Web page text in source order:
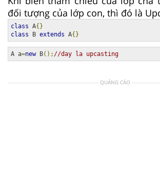
đối tượng của lớp con, thì đó là
class A{}
class B extends A{}
A a=new B(); //day la upcasting
QUẢNG CÁO